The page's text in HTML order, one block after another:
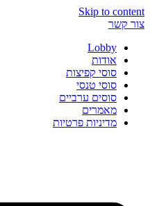
Skip to content
צור קשר
Lobby
אודות
סוסי קפיצות
סוסי טנסי
סוסים ערביים
מאמרים
מדיניות פרטיות